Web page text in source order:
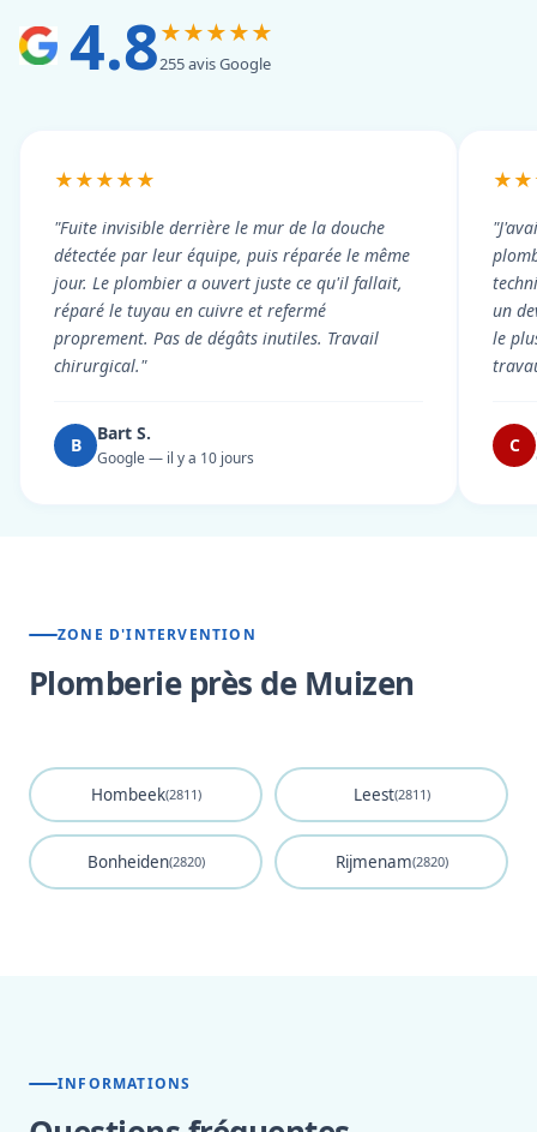
4.8★★★★★
255 avis Google
★★★★★
"Fuite invisible derrière le mur de la douche
détectée par leur équipe, puis réparée le même
jour. Le plombier a ouvert juste ce qu'il fallait,
réparé le tuyau en cuivre et refermé
proprement. Pas de dégâts inutiles. Travail
chirurgical."
B
Bart S.
Google — il y a 10 jours
un
le
C
ZONE D'INTERVENTION
Plomberie près de Muizen
Hombeek(2811) Leest(2811)
Bonheiden(2820) Rijmenam(2820)
INFORMATIONS